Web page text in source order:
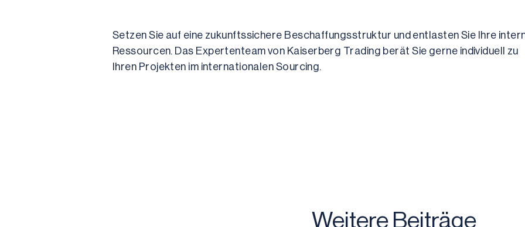
Setzen Sie auf eine zukunftssichere Beschaffungsstruktur und entlasten Sie Ihre
Ressourcen. Das Expertenteam von Kaiserberg Trading berät Sie gerne individuell zu
Ihren Projekten im internationalen Sourcing.
Weitere Beiträge